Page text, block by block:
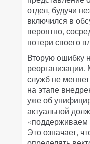
отдел, будучи
включился в
вероятно,
потери своего
Вторую ошибку
служб не
на этапе
уже об
актуальной
«поддерживаем
Это означает,